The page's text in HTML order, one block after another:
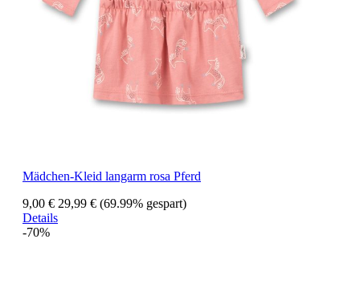
Mädchen-Kleid langarm rosa Pferd
9,00 € 29,99 € (69.99% gespart)
Details
-70%